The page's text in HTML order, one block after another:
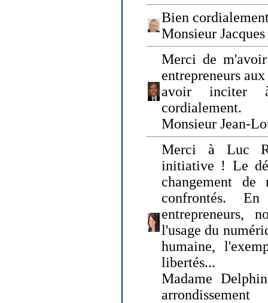
Bien
Monsieur
Merci de
entrepreneurs
avoir inciter
cordialement.
Monsieur Jean-
Merci à Luc
initiative ! Le
changement de
confrontés.
entrepreneurs,
l'usage du
humaine,
libertés...
Madame
arrondissement